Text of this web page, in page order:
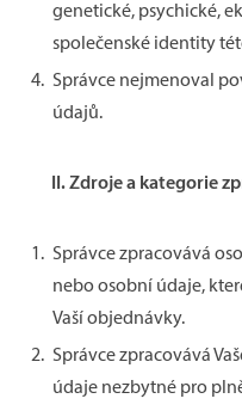
genetické, psychické,
společenské identity
Správce nejmenoval
údajů.
II.Zdroje a kategorie
Správce zpracovává
nebo osobní údaje,
Vaší objednávky.
Správce zpracovává
údaje nezbytné pro